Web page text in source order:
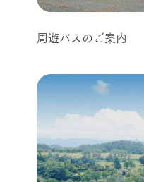
周遊バスのご案内